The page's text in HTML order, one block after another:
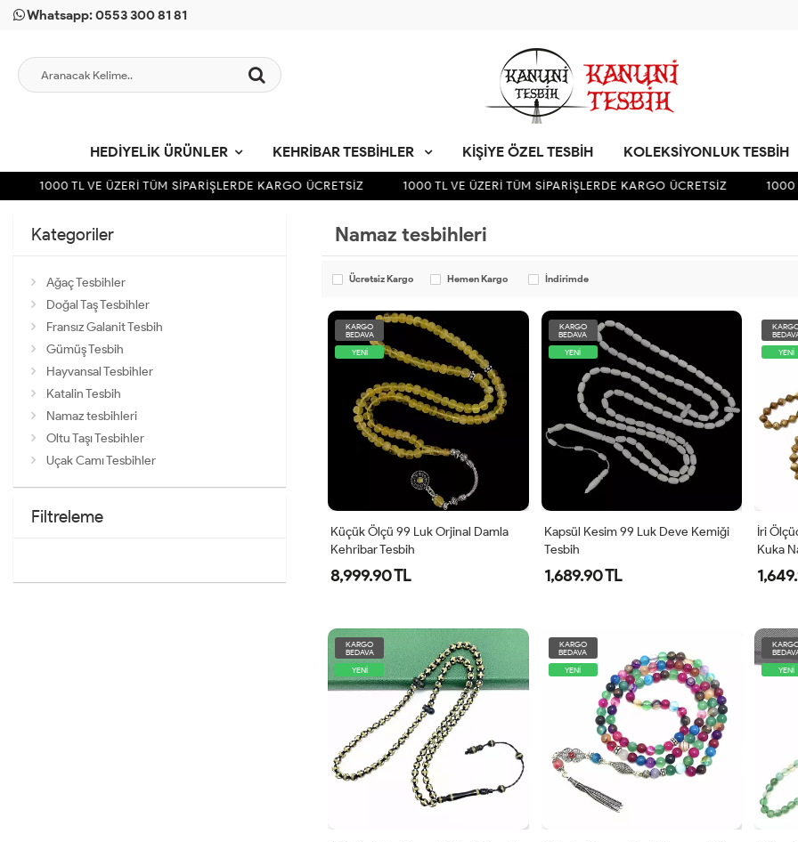
Whatsapp: 0553 300 81 81
HEDIYELIK ÜRÜNLER KEHRIBAR TESBIHLER KIŞIYE ÖZEL TESBIH KOLEKSIYONLUK TESBIH
1000 TL VE ÜZERİ TÜM SİPARİŞLERDE KARGO ÜCRETSİZ 1000 TL VE ÜZERİ TÜM SİPARİŞLERDE KARGO ÜCRETSİZ 1000
Kategoriler
Ağaç Tesbihler
Doğal Taş Tesbihler
Fransız Galanit Tesbih
Gümüş Tesbih
Hayvansal Tesbihler
Katalin Tesbih
Namaz tesbihleri
Oltu Taşı Tesbihler
Uçak Camı Tesbihler
Filtreleme
Namaz tesbihleri
Ücretsiz Kargo Hemen Kargo İndirimde
KARGO
BEDAVA
YENİ
Küçük Ölçü 99 Luk Orjinal Damla
Kehribar Tesbih
8,999.90 TL
KARGO
BEDAVA
YENİ
Kapsül Kesim 99 Luk Deve Kemiği
Tesbih
1,689.90 TL
YENİ
İri
Kuka
KARGO
BEDAVA
YENİ
KARGO
BEDAVA
YENİ
YENİ